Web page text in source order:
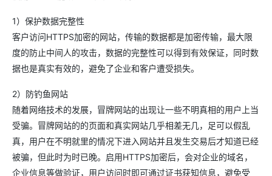
1）保护数据完整性
客户访问HTTPS加密的网站，传输的数据都是加密传输，最大限
度的防止中间人的攻击，数据的完整性可以得到有效保证，同时数
据也是真实有效的，避免了企业和客户遭受损失。
2）防钓鱼网站
随着网络技术的发展，冒牌网站的出现让一些不明真相的用户上当
受骗。冒牌网站的的页面和真实网站几乎相差无几，足可以假乱
真，用户在不明就里的情况下进入网站并且发生交易后才知道已经
被骗，但此时为时已晚。启用HTTPS加密后，会对企业的域名，
企业信息等做验证，用户访问时即可通过证书获知信息，避免受